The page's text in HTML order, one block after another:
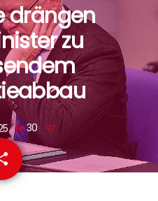
drängen
zu
30